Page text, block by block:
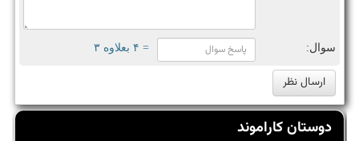
سوال: = ۴ بعلاوه ۳
دوستان کاراموند